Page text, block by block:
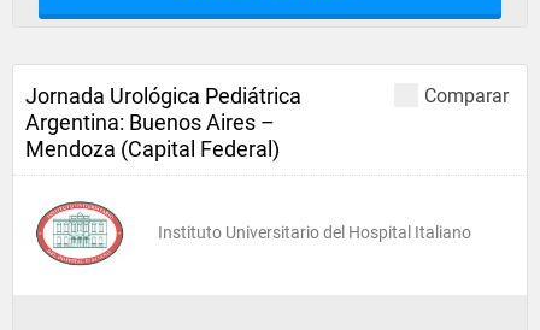
Comparar
Jornada Urológica Pediátrica
Argentina: Buenos Aires –
Mendoza (Capital Federal)
Instituto Universitario del Hospital Italiano